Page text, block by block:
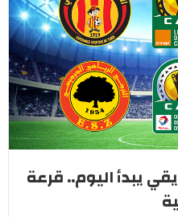
يبدأ اليوم.. قرعة